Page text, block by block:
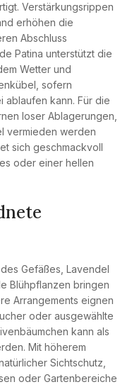
Verstärkungsrippen
erhöhen die
Abschluss
Patina unterstützt die
Wetter und
sofern
ablaufen kann. Für die
loser Ablagerungen,
vermieden werden
sich geschmackvoll
oder einer hellen
Gefäßes, Lavendel
Blühpflanzen bringen
Arrangements eignen
oder ausgewählte
kann als
Mit höherem
Sichtschutz,
oder Gartenbereiche